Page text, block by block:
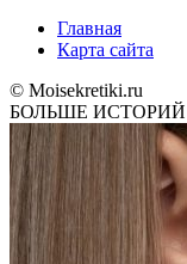
Главная
Карта сайта
© Moisekretiki.ru
БОЛЬШЕ ИСТОРИЙ